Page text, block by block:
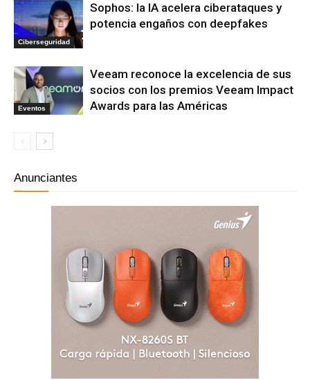
Ciberseguridad
Sophos: la IA acelera ciberataques y
potencia engaños con deepfakes
Eventos
Veeam reconoce la excelencia de sus
socios con los premios Veeam Impact
Awards para las Américas
Anunciantes